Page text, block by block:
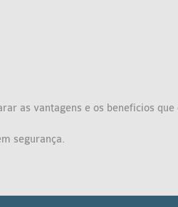
as vantagens e os benefícios que
segurança.